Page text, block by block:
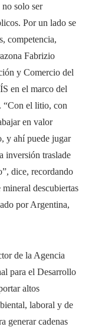
solo ser
Por un lado se
competencia,
Fabrizio
y Comercio del
en el marco del
“Con el litio, con
en valor
y ahí puede jugar
inversión traslade
dice, recordando
mineral descubiertas
por Argentina,
de la Agencia
para el Desarrollo
altos
laboral y de
generar cadenas